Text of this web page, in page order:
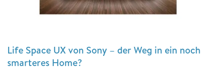
Life Space UX von Sony – der Weg in ein noch
smarteres Home?